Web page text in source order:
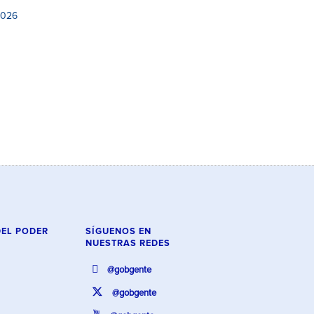
PODER
SÍGUENOS EN
NUESTRAS REDES
@gobgente
@gobgente